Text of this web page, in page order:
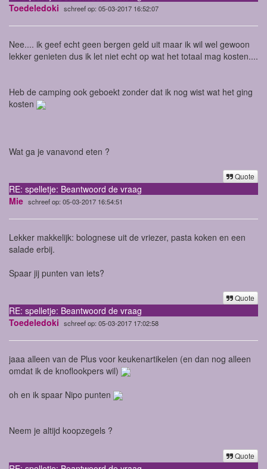
Toedeledoki schreef op: 05-03-2017 16:52:07
Nee.... ik geef echt geen bergen geld uit maar ik wil wel gewoon
lekker genieten dus ik let niet echt op wat het totaal mag kosten....
Heb de camping ook geboekt zonder dat ik nog wist wat het ging
kosten
Wat ga je vanavond eten ?
Quote
RE: spelletje: Beantwoord de vraag
Mie schreef op: 05-03-2017 16:54:51
Lekker makkelijk: bolognese uit de vriezer, pasta koken en een
salade erbij.
Spaar jij punten van iets?
Quote
RE: spelletje: Beantwoord de vraag
Toedeledoki schreef op: 05-03-2017 17:02:58
jaaa alleen van de Plus voor keukenartikelen (en dan nog alleen
omdat ik de knoflookpers wil)
oh en ik spaar Nipo punten
Neem je altijd koopzegels ?
Quote